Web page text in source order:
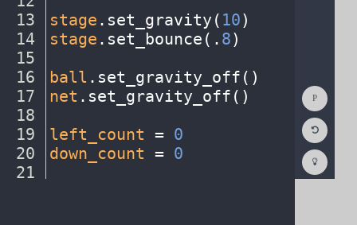
13
14
15
16
17
18
19
20
21
stage . set_gravity( 10)
stage . set_bounce( . 8)
ball . set_gravity_off()
net . set_gravity_off()
left_count = 0
down_count = 0
Code
How
To